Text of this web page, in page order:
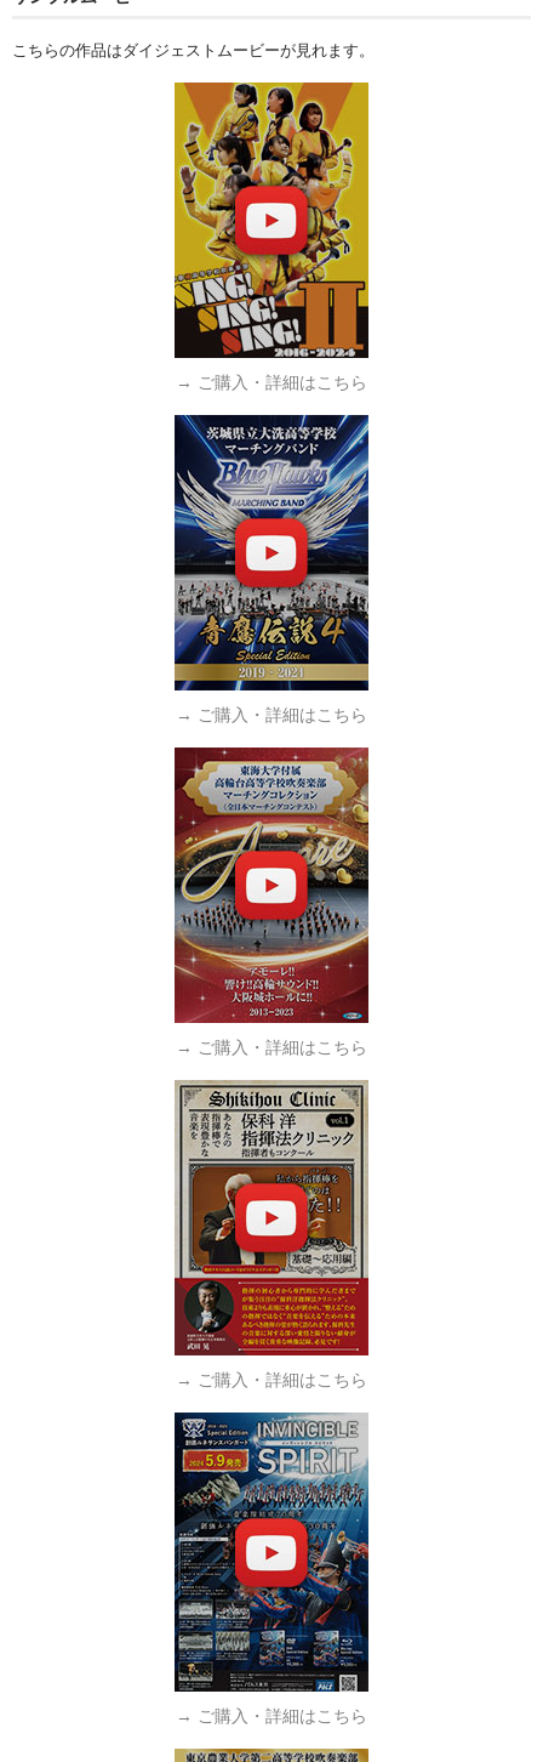
こちらの作品はダイジェストムービーが見れます。
→ ご購入・詳細はこちら
→ ご購入・詳細はこちら
→ ご購入・詳細はこちら
→ ご購入・詳細はこちら
→ ご購入・詳細はこちら